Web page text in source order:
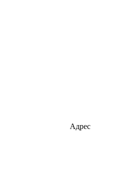
Адрес